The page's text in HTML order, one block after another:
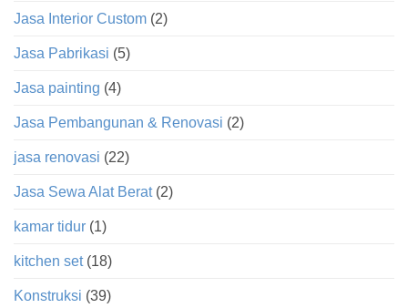
Jasa Interior Custom (2)
Jasa Pabrikasi (5)
Jasa painting (4)
Jasa Pembangunan & Renovasi (2)
jasa renovasi (22)
Jasa Sewa Alat Berat(2)
kamar tidur (1)
kitchen set(18)
Konstruksi (39)